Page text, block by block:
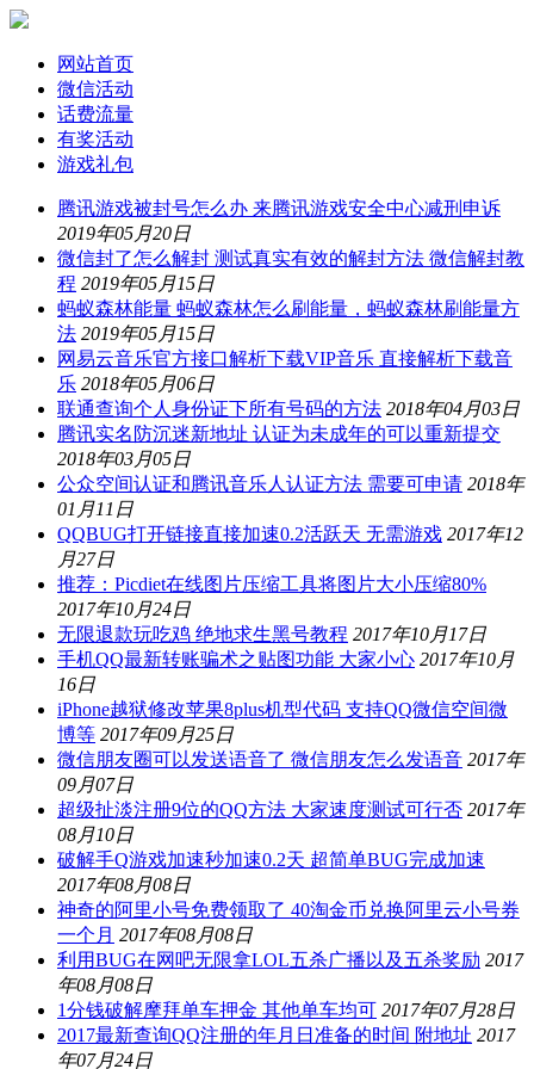
网站首页
微信活动
话费流量
有奖活动
游戏礼包
腾讯游戏被封号怎么办 来腾讯游戏安全中心减刑申诉
2019年05月20日
微信封了怎么解封 测试真实有效的解封方法 微信解封教
程 2019年05月15日
蚂蚁森林能量 蚂蚁森林怎么刷能量，蚂蚁森林刷能量方
法 2019年05月15日
网易云音乐官方接口解析下载VIP音乐 直接解析下载音
乐 2018年05月06日
联通查询个人身份证下所有号码的方法 2018年04月03日
腾讯实名防沉迷新地址 认证为未成年的可以重新提交
2018年03月05日
公众空间认证和腾讯音乐人认证方法 需要可申请 2018年
01月11日
QQBUG打开链接直接加速0.2活跃天 无需游戏 2017年12
月27日
推荐：Picdiet在线图片压缩工具将图片大小压缩80%
2017年10月24日
无限退款玩吃鸡 绝地求生黑号教程 2017年10月17日
手机QQ最新转账骗术之贴图功能 大家小心 2017年10月
16日
iPhone越狱修改苹果8plus机型代码 支持QQ微信空间微
博等 2017年09月25日
微信朋友圈可以发送语音了 微信朋友怎么发语音 2017年
09月07日
超级扯淡注册9位的QQ方法 大家速度测试可行否 2017年
08月10日
破解手Q游戏加速秒加速0.2天 超简单BUG完成加速
2017年08月08日
神奇的阿里小号免费领取了 40淘金币兑换阿里云小号券
一个月 2017年08月08日
利用BUG在网吧无限拿LOL五杀广播以及五杀奖励 2017
年08月08日
1分钱破解摩拜单车押金 其他单车均可 2017年07月28日
2017最新查询QQ注册的年月日准备的时间 附地址 2017
年07月24日